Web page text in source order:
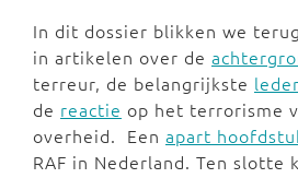
In dit dossier blikken we
in artikelen over de
terreur, de belangrijkste
de reactie op het terrorisme
overheid. Een apart
RAF in Nederland. Ten slotte